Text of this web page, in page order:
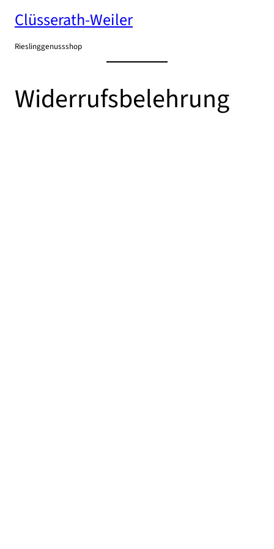
Inhalt
springen
Clüsserath-Weiler
Rieslinggenussshop
Widerrufsbelehrung